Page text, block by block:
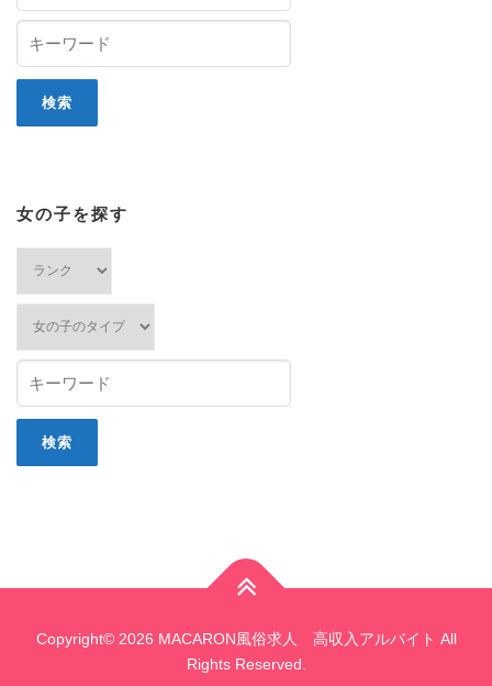
女の子を探す
Copyright© 2026 MACARON風俗求人 高収入アルバイト All
Rights Reserved.